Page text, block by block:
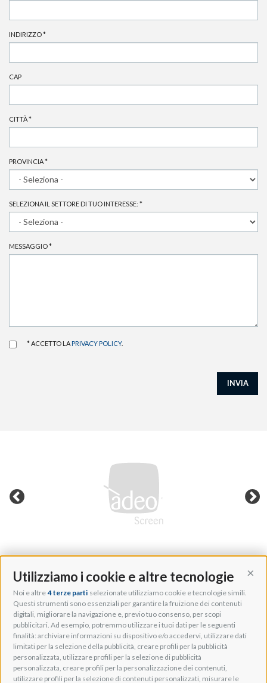
Utilizziamo i cookie e altre tecnologie
Noi e altre 4 terze parti selezionate utilizziamo cookie e tecnologie simili.
Questi strumenti sono essenziali per garantire la fruizione dei contenuti
digitali, migliorare la navigazione e, previo tuo consenso, per scopi
pubblicitari. Ad esempio, potremmo utilizzare i tuoi dati per le seguenti
finalità: archiviare informazioni su dispositivo e/o accedervi, utilizzare dati
limitati per la selezione della pubblicità, creare profili per la pubblicità
personalizzata, utilizzare profili per la selezione di pubblicità
personalizzata, creare profili per la personalizzazione dei contenuti,
utilizzare profili per la selezione di contenuti personalizzati, misurare le
INDIRIZZO*
CAP
CITTÀ*
PROVINCIA*
SELEZIONA IL SETTORE DI TUO INTERESSE: *
MESSAGGIO*
* ACCETTO LA PRIVACY POLICY.
INVIA
Adeo Group S.r.l.
Via della Zarga, 50
Lavis, 38015 TN, Italy
Tel: +39 0461 248211
P.IVA: IT01262500224
PEC: pec@pec.adeogroup.it
SDI: T04ZHR3